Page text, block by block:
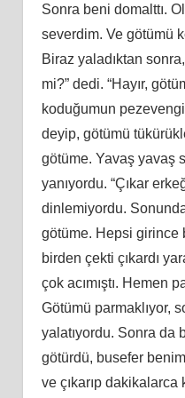
Sonra beni domalttı.
severdim. Ve götümü
Biraz yaladıktan
mi?” dedi. “Hayır,
koduğumun
deyip, götümü
götüme. Yavaş yavaş
yanıyordu. “Çıkar
dinlemiyordu.
götüme. Hepsi girince
birden çekti çıkardı
çok acımıştı. Hemen
Götümü parmaklıyor,
yalatıyordu. Sonra da
götürdü, busefer
ve çıkarıp dakikalarca